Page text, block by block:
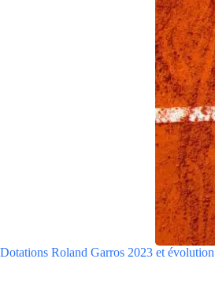
Dotations Roland Garros 2023 et évolution